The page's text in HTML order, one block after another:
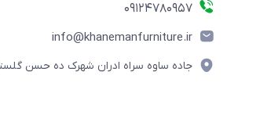
09124780957
info@khanemanfurniture.ir
جاده ساوه سراه ادران شهرک ده حسن